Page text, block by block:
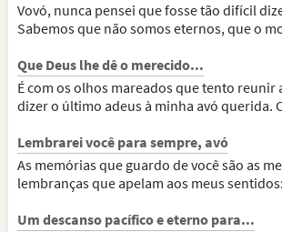
Vovó, nunca pensei que fosse tão difícil
Sabemos que não somos eternos, que o
Que Deus lhe dê o merecido...
É com os olhos mareados que tento reunir
dizer o último adeus à minha avó querida.
Lembrarei você para sempre, avó
As memórias que guardo de você são as
lembranças que apelam aos meus
Um descanso pacífico e eterno para...